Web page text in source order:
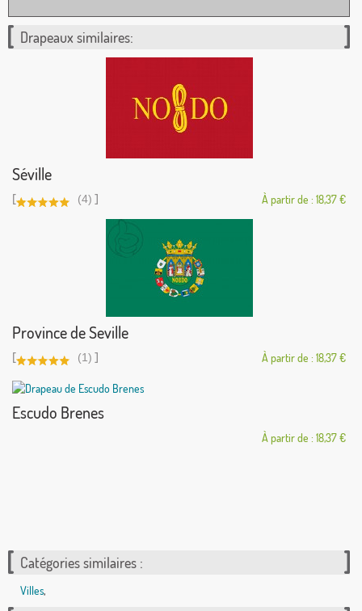
Drapeaux similaires:
Séville
[ (4) ] À partir de : 18,37 €
Province de Seville
[ (1) ] À partir de : 18,37 €
Escudo Brenes
À partir de : 18,37 €
Catégories similaires :
Villes,